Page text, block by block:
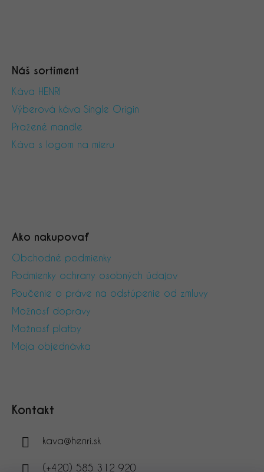
Náš sortiment
Káva HENRI
Výberová káva Single Origin
Pražené mandle
Káva s logom na mieru
Ako nakupovať
Obchodné podmienky
Podmienky ochrany osobných údajov
Poučenie o práve na odstúpenie od zmluvy
Možnosť dopravy
Možnosť platby
Moja objednávka
Kontakt
kava@henri.sk
(+420) 585 312 920